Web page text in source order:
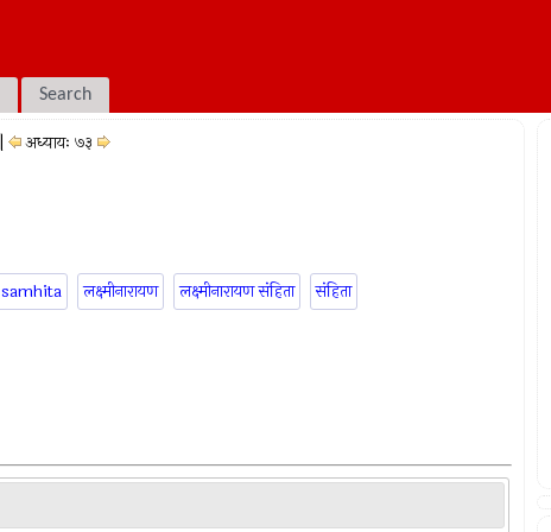
Search
अध्यायः ७३
samhita लक्ष्मीनारायण लक्ष्मीनारायण संहिता संहिता